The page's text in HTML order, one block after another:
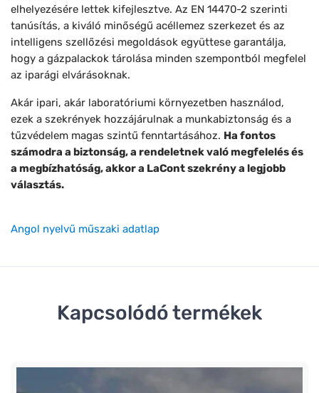
elhelyezésére lettek kifejlesztve. Az EN 14470-2 szerinti
tanúsítás, a kiváló minőségű acéllemez szerkezet és az
intelligens szellőzési megoldások együttese garantálja,
hogy a gázpalackok tárolása minden szempontból megfelel
az iparági elvárásoknak.
Akár ipari, akár laboratóriumi környezetben használod,
ezek a szekrények hozzájárulnak a munkabiztonság és a
tűzvédelem magas szintű fenntartásához. Ha fontos
számodra a biztonság, a rendeletnek való megfelelés és
a megbízhatóság, akkor a LaCont szekrény a legjobb
választás.
Angol nyelvű műszaki adatlap
Kapcsolódó termékek